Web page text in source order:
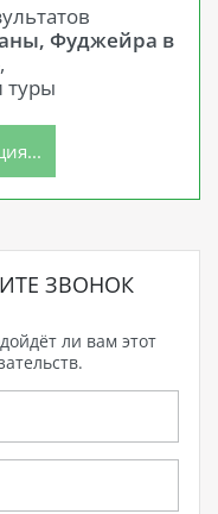
Фуджейра в
,
туры
ЗВОНОК
ли вам этот